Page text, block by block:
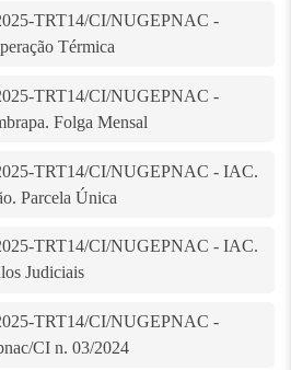
TRT14/CI/NUGEPNAC -
Térmica
TRT14/CI/NUGEPNAC -
Folga Mensal
TRT14/CI/NUGEPNAC - IAC.
Parcela Única
TRT14/CI/NUGEPNAC - IAC.
Judiciais
TRT14/CI/NUGEPNAC -
CI n. 03/2024